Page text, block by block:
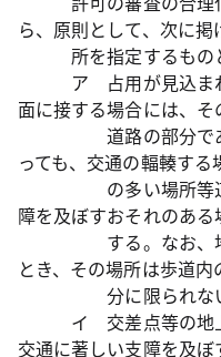
ら、原則として、次に
所を指定するものと
ア 占用が見込まれ
面に接する場合には、
道路の部分である
っても、交通の輻輳す
の多い場所等道路
障を及ぼすおそれのあ
する。なお、地面
とき、その場所は歩道
分に限られないこ
イ 交差点等の地上
交通に著しい支障を及